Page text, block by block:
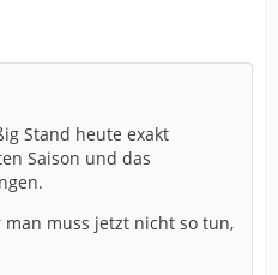
Stand heute exakt
Saison und das
man muss jetzt nicht so tun,